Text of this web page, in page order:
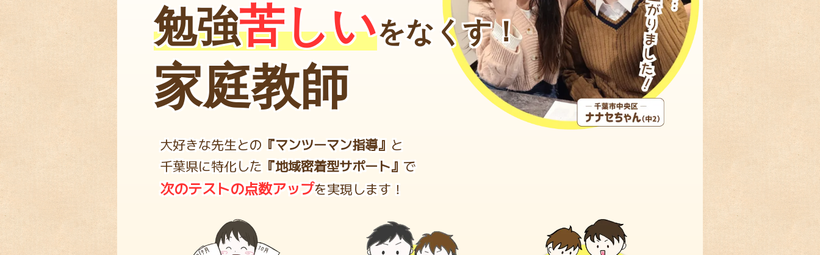
勉強苦しいをなくす！
家庭教師
大好きな先生との 『マンツーマン指導』 と
千葉県に特化した 『地域密着型サポート』 で
次のテストの点数アップを実現します！